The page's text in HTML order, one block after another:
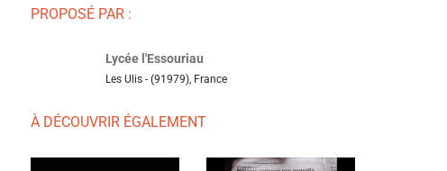
PROPOSÉ PAR :
Lycée l'Essouriau
Les Ulis - (91979), France
À DÉCOUVRIR ÉGALEMENT